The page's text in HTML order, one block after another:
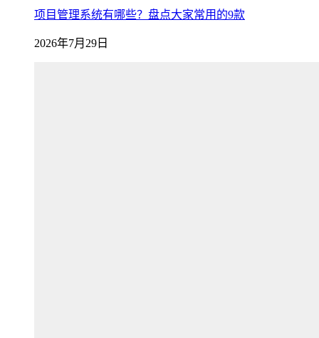
项目管理系统有哪些？盘点大家常用的9款
2026年7月29日